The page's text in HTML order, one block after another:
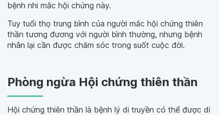
bệnh nhi mắc hội chứng này.
Tuy tuổi thọ trung bình của người mắc hội chứng thiên
thần tương đương với người bình thường, nhưng bệnh
nhân lại cần được chăm sóc trong suốt cuộc đời.
Phòng ngừa Hội chứng thiên thần
Hội chứng thiên thần là bệnh lý di truyền có thể được di